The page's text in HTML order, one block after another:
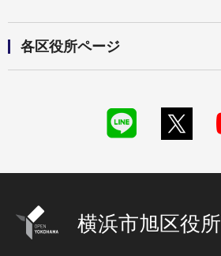
各区役所ページ
横浜市旭区役所